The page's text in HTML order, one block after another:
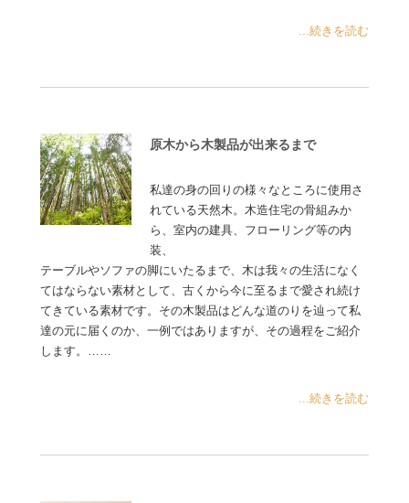
...続きを読む
原木から木製品が出来るまで
私達の身の回りの様々なところに使用さ
れている天然木。木造住宅の骨組みか
ら、室内の建具、フローリング等の内
装、
テーブルやソファの脚にいたるまで、木は我々の生活になく
てはならない素材として、古くから今に至るまで愛され続け
てきている素材です。その木製品はどんな道のりを辿って私
達の元に届くのか、一例ではありますが、その過程をご紹介
します。……
...続きを読む